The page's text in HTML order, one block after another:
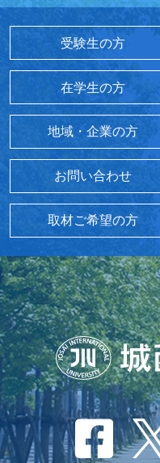
受験生の方
在学生の方
地域・企業の方
お問い合わせ
取材ご希望の方